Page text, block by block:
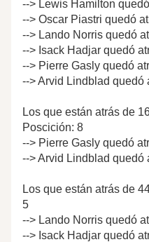
--> Lewis Hamilton
--> Oscar Piastri quedó
--> Lando Norris quedó
--> Isack Hadjar quedó
--> Pierre Gasly quedó
--> Arvid Lindblad quedó
Los que están atrás de
Poscición: 8
--> Pierre Gasly quedó
--> Arvid Lindblad quedó
Los que están atrás de
5
--> Lando Norris quedó
--> Isack Hadjar quedó